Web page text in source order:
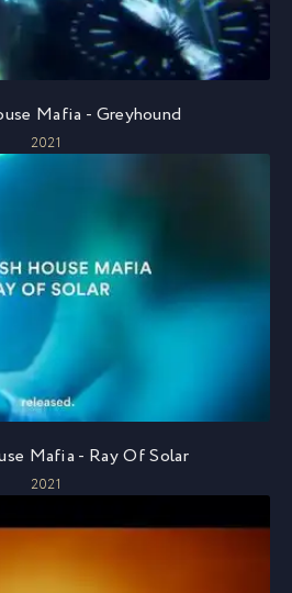
Mafia - Greyhound
2021
Mafia - Ray Of Solar
2021